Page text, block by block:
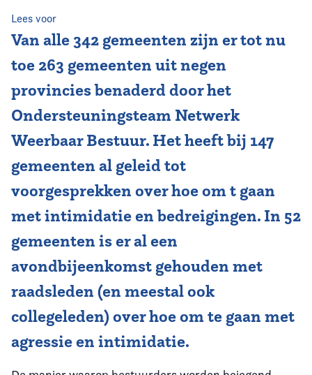
Lees voor
Van alle 342 gemeenten zijn er tot nu
toe 263 gemeenten uit negen
provincies benaderd door het
Ondersteuningsteam Netwerk
Weerbaar Bestuur. Het heeft bij 147
gemeenten al geleid tot
voorgesprekken over hoe om t gaan
met intimidatie en bedreigingen. In 52
gemeenten is er al een
avondbijeenkomst gehouden met
raadsleden (en meestal ook
collegeleden) over hoe om te gaan met
agressie en intimidatie.